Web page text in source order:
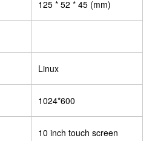
125 * 52 * 45 (mm)
Linux
1024*600
10 inch touch screen